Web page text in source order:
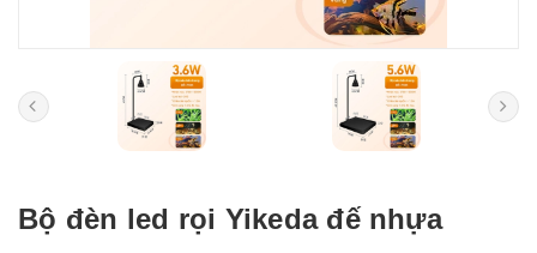
Bộ đèn led rọi Yikeda đế nhựa